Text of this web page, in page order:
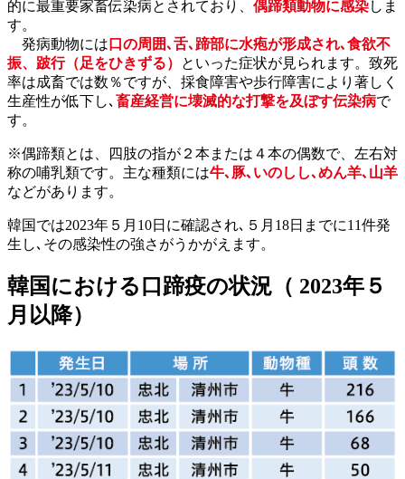
的に最重要家畜伝染病とされており、 偶蹄類動物に感染しま
す。
発病動物には 口の周囲､舌､蹄部に水疱が形成され､食欲不
振、跛行（足をひきずる）
といった症状が見られます。致死
率は成畜では数％ですが、採食障害や歩行障害により著しく
生産性が低下し､ 畜産経営に壊滅的な打撃を及ぼす伝染病で
す。
※偶蹄類とは、四肢の指が２本または４本の偶数で、左右対
称の哺乳類です。主な種類には牛､豚､いのしし､めん羊､山羊
などがあります。
韓国では2023年５月10日に確認され､５月18日までに11件発
生し､その感染性の強さがうかがえます。
韓国における口蹄疫の状況（ 2023年５
月以降）